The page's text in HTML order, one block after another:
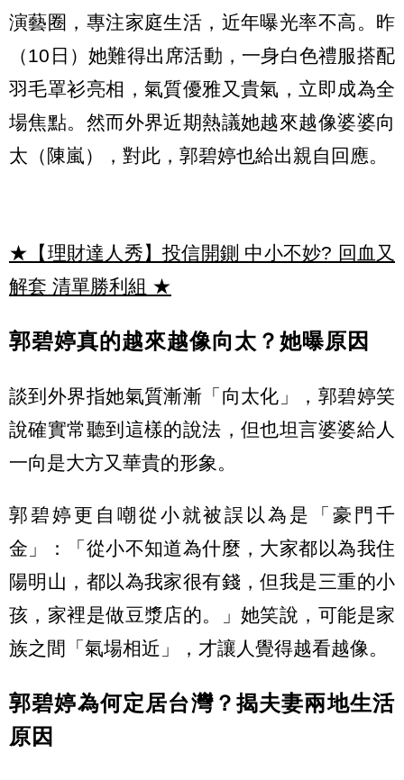
演藝圈，專注家庭生活，近年曝光率不高。昨
（10日）她難得出席活動，一身白色禮服搭配
羽毛罩衫亮相，氣質優雅又貴氣，立即成為全
場焦點。然而外界近期熱議她越來越像婆婆向
太（陳嵐），對此，郭碧婷也給出親自回應。
★【理財達人秀】投信開鍘 中小不妙? 回血又
解套 清單勝利組 ★
郭碧婷真的越來越像向太？她曝原因
談到外界指她氣質漸漸「向太化」，郭碧婷笑
說確實常聽到這樣的說法，但也坦言婆婆給人
一向是大方又華貴的形象。
郭碧婷更自嘲從小就被誤以為是「豪門千
金」：「從小不知道為什麼，大家都以為我住
陽明山，都以為我家很有錢，但我是三重的小
孩，家裡是做豆漿店的。」她笑說，可能是家
族之間「氣場相近」，才讓人覺得越看越像。
郭碧婷為何定居台灣？揭夫妻兩地生活
原因